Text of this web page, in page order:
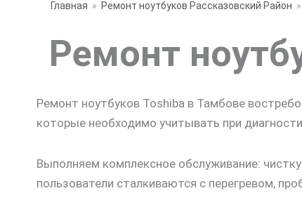
Главная Ремонт ноутбуков Рассказовский Район
Ремонт
Ремонт ноутбуков Toshiba в Тамбове
которые необходимо учитывать при
Выполняем комплексное обслуживание:
пользователи сталкиваются с перегревом,